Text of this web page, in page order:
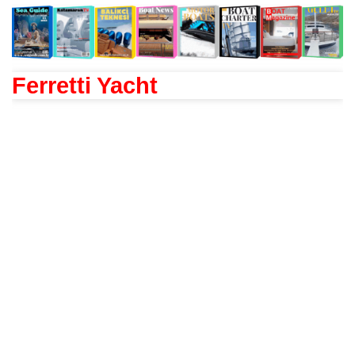
Ferretti Yacht